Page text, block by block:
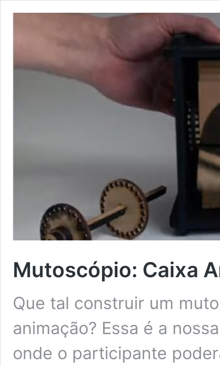
Mutoscópio: Caixa
Que tal construir um
animação? Essa é a
onde o participante